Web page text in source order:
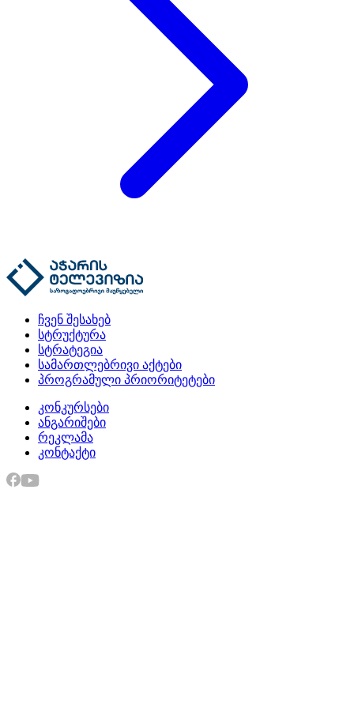
ჩვენ შესახებ
სტრუქტურა
სტრატეგია
სამართლებრივი აქტები
პროგრამული პრიორიტეტები
კონკურსები
ანგარიშები
რეკლამა
კონტაქტი